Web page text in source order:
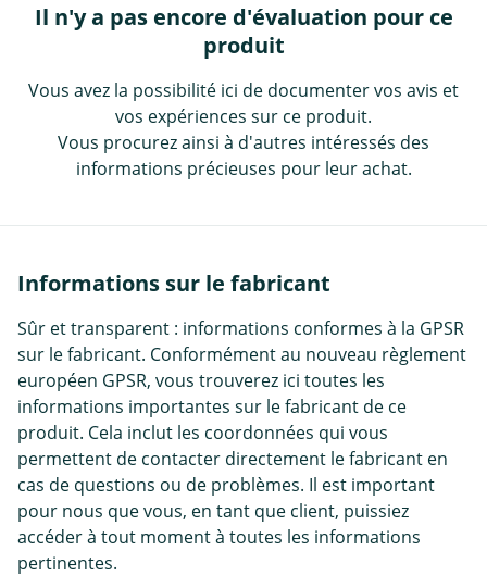
Il n'y a pas encore d'évaluation pour ce
produit
Vous avez la possibilité ici de documenter vos avis et
vos expériences sur ce produit.
Vous procurez ainsi à d'autres intéressés des
informations précieuses pour leur achat.
Informations sur le fabricant
Sûr et transparent : informations conformes à la GPSR
sur le fabricant. Conformément au nouveau règlement
européen GPSR, vous trouverez ici toutes les
informations importantes sur le fabricant de ce
produit. Cela inclut les coordonnées qui vous
permettent de contacter directement le fabricant en
cas de questions ou de problèmes. Il est important
pour nous que vous, en tant que client, puissiez
accéder à tout moment à toutes les informations
pertinentes.